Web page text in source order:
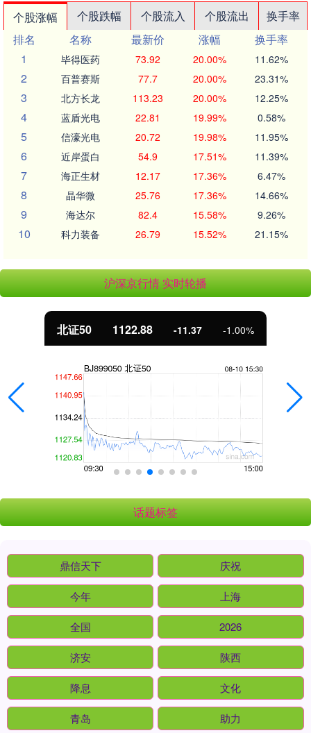
个股涨幅 个股跌幅 个股流入 个股流出
换手率
排名
名称 最新价 涨幅
换手率
1
毕得医药 73.92 20.00% 11.62%
2 百普赛斯 77.7 20.00% 23.31%
3 北方长龙 113.23 20.00% 12.25%
4 蓝盾光电 22.81 19.99% 0.58%
5 信濠光电 20.72 19.98% 11.95%
6 近岸蛋白 54.9 17.51% 11.39%
7 海正生材 12.17 17.36% 6.47%
8 晶华微 25.76 17.36% 14.66%
9 海达尔 82.4 15.58% 9.26%
10 科力装备 26.79 15.52% 21.15%
沪深京行情 实时轮播
北证50 1122.88 -11.37 -1.00%
话题标签
鼎信天下 庆祝
今年 上海
全国 2026
济安 陕西
降息 文化
青岛 助力